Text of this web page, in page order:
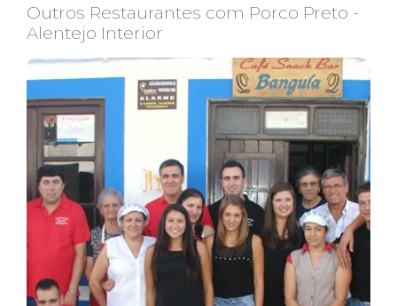
Outros Restaurantes com Porco Preto -
Alentejo Interior